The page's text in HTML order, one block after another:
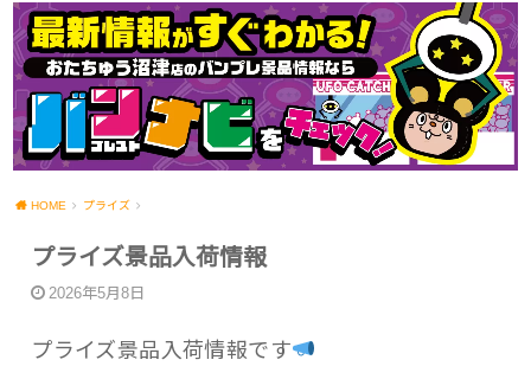
HOME プライズ
プライズ景品入荷情報
2026年5月8日
プライズ景品入荷情報です